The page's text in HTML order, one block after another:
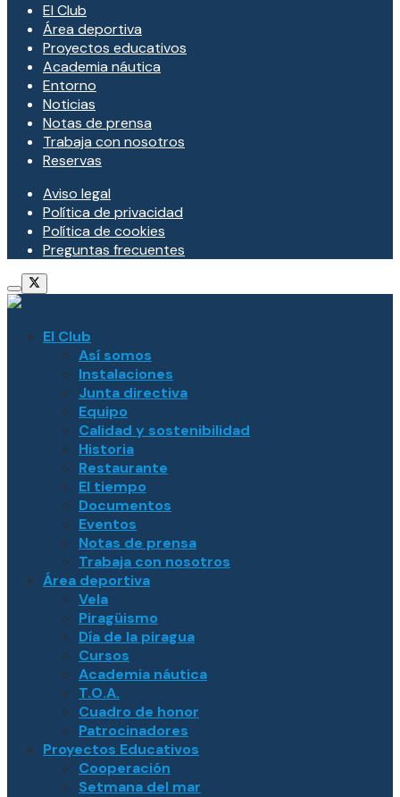
El Club
Área deportiva
Proyectos educativos
Academia náutica
Entorno
Noticias
Notas de prensa
Trabaja con nosotros
Reservas
Aviso legal
Política de privacidad
Política de cookies
Preguntas frecuentes
El Club
Así somos
Instalaciones
Junta directiva
Equipo
Calidad y sostenibilidad
Historia
Restaurante
El tiempo
Documentos
Eventos
Notas de prensa
Trabaja con nosotros
Área deportiva
Vela
Piragüismo
Día de la piragua
Cursos
Academia náutica
T.O.A.
Cuadro de honor
Patrocinadores
Proyectos Educativos
Cooperación
Setmana del mar